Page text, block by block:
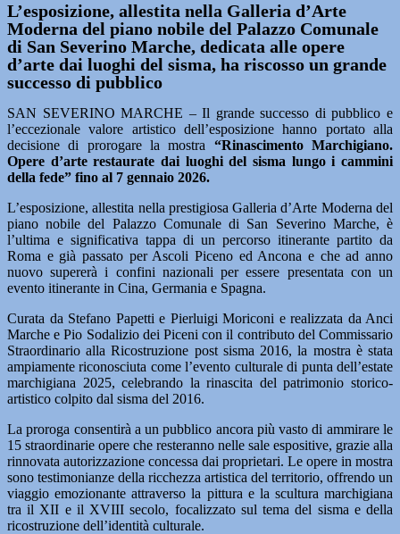
L’esposizione, allestita nella Galleria d’Arte
Moderna del piano nobile del Palazzo Comunale
di San Severino Marche, dedicata alle opere
d’arte dai luoghi del sisma, ha riscosso un grande
successo di pubblico
SAN SEVERINO MARCHE – Il grande successo di pubblico e
l’eccezionale valore artistico dell’esposizione hanno portato alla
decisione di prorogare la mostra “Rinascimento Marchigiano.
Opere d’arte restaurate dai luoghi del sisma lungo i cammini
della fede” fino al 7 gennaio 2026.
L’esposizione, allestita nella prestigiosa Galleria d’Arte Moderna del
piano nobile del Palazzo Comunale di San Severino Marche, è
l’ultima e significativa tappa di un percorso itinerante partito da
Roma e già passato per Ascoli Piceno ed Ancona e che ad anno
nuovo supererà i confini nazionali per essere presentata con un
evento itinerante in Cina, Germania e Spagna.
Curata da Stefano Papetti e Pierluigi Moriconi e realizzata da Anci
Marche e Pio Sodalizio dei Piceni con il contributo del Commissario
Straordinario alla Ricostruzione post sisma 2016, la mostra è stata
ampiamente riconosciuta come l’evento culturale di punta dell’estate
marchigiana 2025, celebrando la rinascita del patrimonio storico-
artistico colpito dal sisma del 2016.
La proroga consentirà a un pubblico ancora più vasto di ammirare le
15 straordinarie opere che resteranno nelle sale espositive, grazie alla
rinnovata autorizzazione concessa dai proprietari. Le opere in mostra
sono testimonianze della ricchezza artistica del territorio, offrendo un
viaggio emozionante attraverso la pittura e la scultura marchigiana
tra il XII e il XVIII secolo, focalizzato sul tema del sisma e della
ricostruzione dell’identità culturale.